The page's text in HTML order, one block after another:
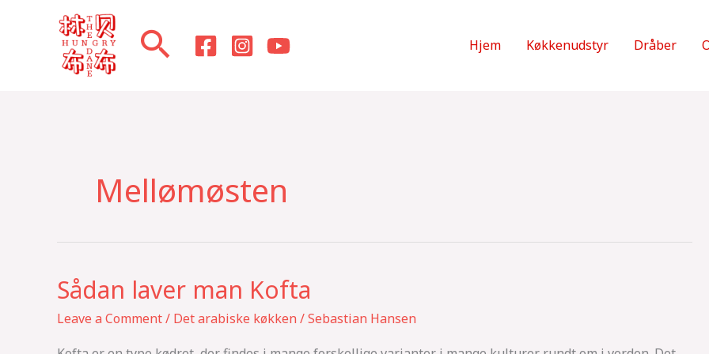
Hjem Køkkenudstyr Dråber
Mellømøsten
Sådan laver man Kofta
Leave a Comment/ Det arabiske køkken /Sebastian Hansen
Sådan
man
Kofta